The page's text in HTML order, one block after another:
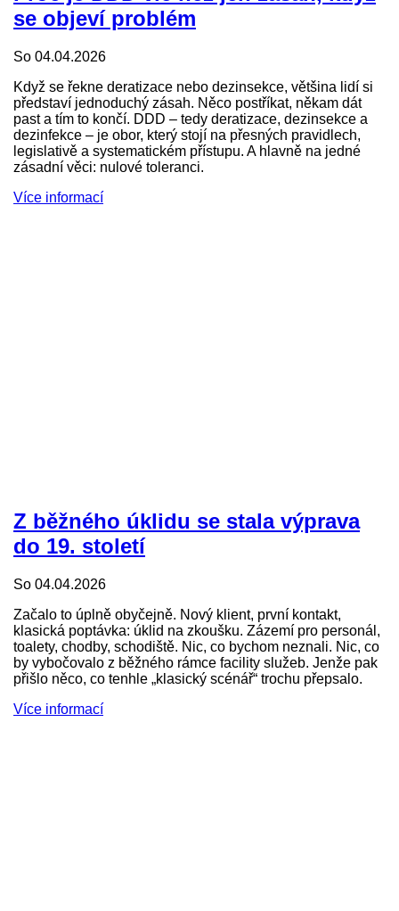
se objeví problém
So 04.04.2026
Když se řekne deratizace nebo dezinsekce, většina lidí si
představí jednoduchý zásah. Něco postříkat, někam dát
past a tím to končí. DDD – tedy deratizace, dezinsekce a
dezinfekce – je obor, který stojí na přesných pravidlech,
legislativě a systematickém přístupu. A hlavně na jedné
zásadní věci: nulové toleranci.
Více informací
Z běžného úklidu se stala výprava
do 19. století
So 04.04.2026
Začalo to úplně obyčejně. Nový klient, první kontakt,
klasická poptávka: úklid na zkoušku. Zázemí pro personál,
toalety, chodby, schodiště. Nic, co bychom neznali. Nic, co
by vybočovalo z běžného rámce facility služeb. Jenže pak
přišlo něco, co tenhle „klasický scénář“ trochu přepsalo.
Více informací